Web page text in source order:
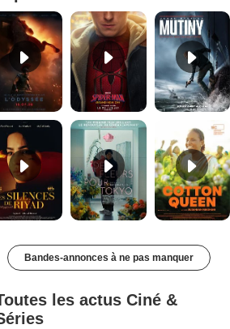
Les Silences de Riyad Bande-annonce VO STFR Cotton Queen Bande-annonce VO STFR
Bandes-annonces à ne pas manquer
les actus Ciné &